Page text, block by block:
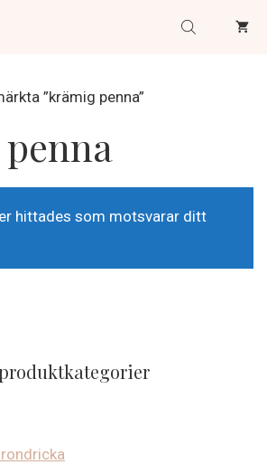
”krämig penna”
hittades som motsvarar ditt